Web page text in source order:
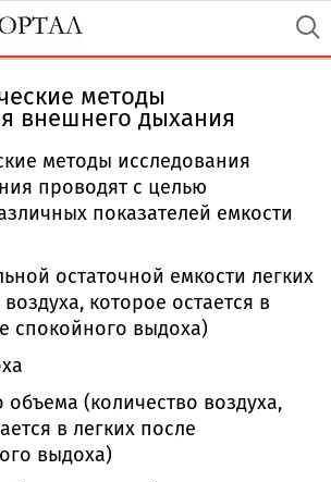
методы
внешнего дыхания
методы исследования
проводят с целью
показателей емкости
остаточной емкости легких
которое остается в
спокойного выдоха)
объема (количество воздуха,
в легких после
выдоха)